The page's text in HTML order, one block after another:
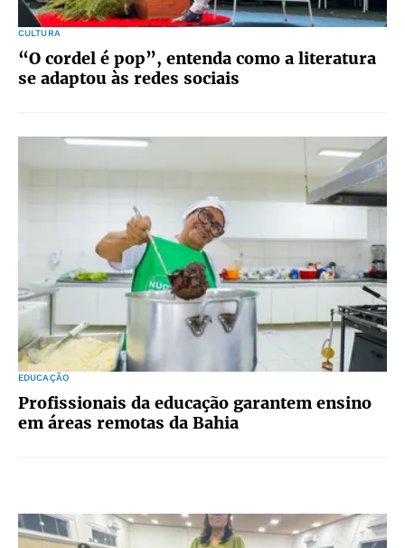
CULTURA
“O cordel é pop”, entenda como a literatura
se adaptou às redes sociais
EDUCAÇÃO
Profissionais da educação garantem ensino
em áreas remotas da Bahia